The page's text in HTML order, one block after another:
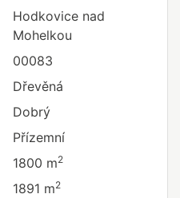
Hodkovice nad
Mohelkou
00083
Dřevěná
Dobrý
Přízemní
1800 m2
1891 m2